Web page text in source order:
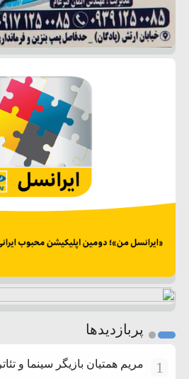
پربازدیدها
1 مریم همتیان بازیگر سینما و